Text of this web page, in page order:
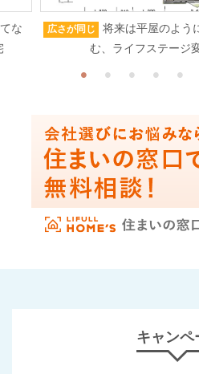
な
広さが同じ
将来は平屋のよう
む、ライフステージ
キャンペ